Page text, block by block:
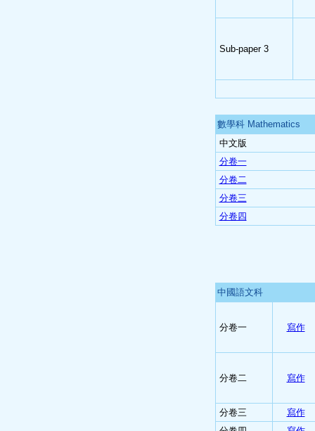
Sub-paper 3
數學科 Mathematics
中文版
分卷一
分卷二
分卷三
分卷四
中國語文科
分卷一 寫作
分卷二 寫作
分卷三
寫作